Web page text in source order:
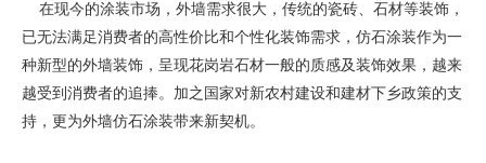
在现今的涂装市场，外墙需求很大，传统的瓷砖、石材等装饰，
已无法满足消费者的高性价比和个性化装饰需求，仿石涂装作为一
种新型的外墙装饰，呈现花岗岩石材一般的质感及装饰效果，越来
越受到消费者的追捧。加之国家对新农村建设和建材下乡政策的支
持，更为外墙仿石涂装带来新契机。